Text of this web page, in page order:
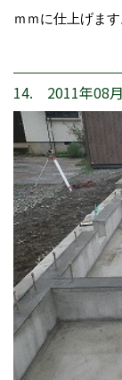
ｍｍに仕上げます
14. 2011年08